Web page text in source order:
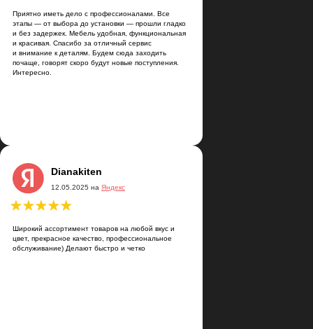
Приятно иметь дело с профессионалами. Все
этапы — от выбора до установки — прошли гладко
и без задержек. Мебель удобная, функциональная
и красивая. Спасибо за отличный сервис
и внимание к деталям. Будем сюда заходить
почаще, говорят скоро будут новые поступления.
Интересно.
Dianakiten
Широкий ассортимент товаров на любой вкус и
цвет, прекрасное качество, профессиональное
обслуживание) Делают быстро и четко
12.05.2025 на Яндекс
товаров на любой вкус и
качество, профессиональное
Делают быстро и четко